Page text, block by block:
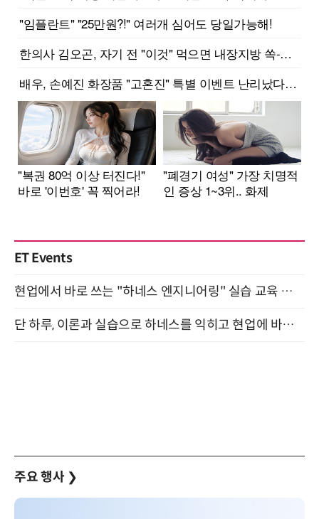
ET Events
현업에서 바로 쓰는 "하네스 엔지니어링" 실습 교육 워크숍 8월 20일 개최
단 하루, 이론과 실습으로 하네스를 익히고 현업에 바로 쓰는 핸즈온 워크숍 (8/20)
주요 행사 ❯